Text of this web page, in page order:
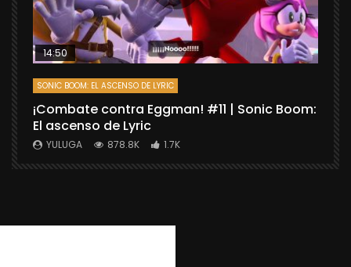
14:50
SONIC BOOM: EL ASCENSO DE LYRIC
¡Combate contra Eggman! #11 | Sonic Boom:
El ascenso de Lyric
YULUGA 878.8K 1.7K